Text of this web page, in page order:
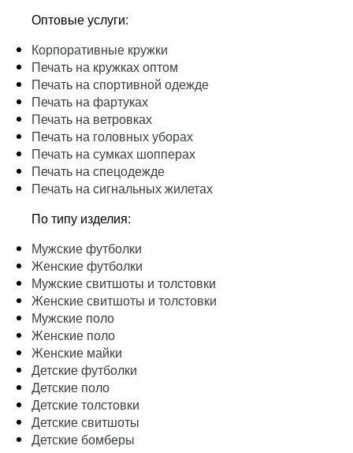
Оптовые услуги:
Корпоративные кружки
Печать на кружках оптом
Печать на спортивной одежде
Печать на фартуках
Печать на ветровках
Печать на головных уборах
Печать на сумках шопперах
Печать на спецодежде
Печать на сигнальных жилетах
По типу изделия:
Мужские футболки
Женские футболки
Мужские свитшоты и толстовки
Женские свитшоты и толстовки
Мужские поло
Женские поло
Женские майки
Детские футболки
Детские поло
Детские толстовки
Детские свитшоты
Детские бомберы